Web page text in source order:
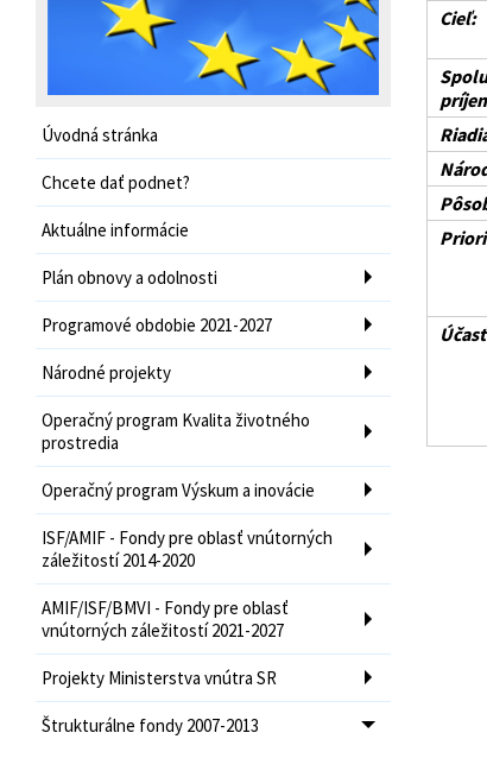
Úvodná stránka
Chcete dať podnet?
Aktuálne informácie
Plán obnovy a odolnosti
Programové obdobie 2021-2027
Národné projekty
Operačný program Kvalita životného
prostredia
Operačný program Výskum a inovácie
ISF/AMIF - Fondy pre oblasť vnútorných
záležitostí 2014-2020
AMIF/ISF/BMVI - Fondy pre oblasť
vnútorných záležitostí 2021-2027
Projekty Ministerstva vnútra SR
Štrukturálne fondy 2007-2013
Cieľ: